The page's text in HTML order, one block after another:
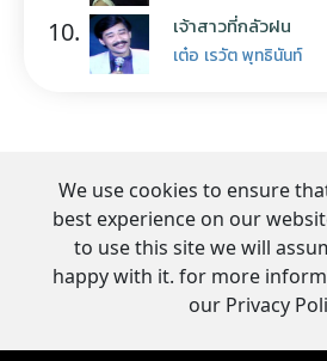
10. เจ้าสาวที่กลัวฝน
เต๋อ เรวัต พุทธินันท์
We use cookies to ensure
best experience on our
to use this site we will
happy with it. for more
our Privacy